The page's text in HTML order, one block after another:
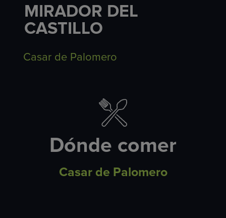
MIRADOR DEL
CASTILLO
Casar de Palomero
Dónde comer
Casar de Palomero